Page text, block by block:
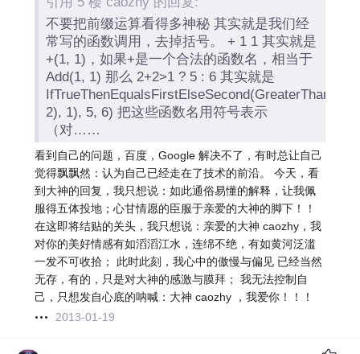
不要把前缀运算看得多神秘 其实就是我们经
常写的函数调用，去掉括号。 + 1 1 其实就是
+(1, 1)，如果+是一个合法的函数名，相当于
Add(1, 1) 那么 2+2>1 ? 5 : 6 其实就是
2), 1), 5, 6) 把这些函数名用符号表示
（对……
看到自己的问题，百度，Google 解决不了，有时总让自己
觉得飘飘然：认为自己已经走在了技术的前沿。 今天，看
到大神的回复，我只想说：如此通俗易懂的解释，让我佩
服得五体投地；心甘情愿的臣服于亲爱的大神的脚下！！
在这即将结贴的关头，我只想说：亲爱的大神 caozhy，我
对你的美好情感有如滔滔江水，连绵不绝，有如黄河泛滥
一发不可收拾； 此时此刻，我心中的傲慢与偏见 已经当然
无存，有的，只是对大神的感激与膜拜； 我无法控制自
己，只想发自心底的呐喊：大神 caozhy ，我爱你！！！
2013-01-19